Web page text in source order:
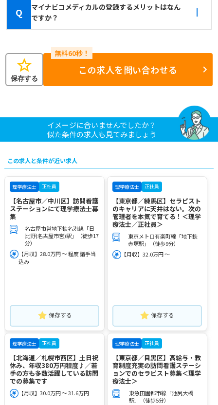
Q
マイナビコメディカルの登録するメリットはなん
ですか？
star
保存する
この求人を問い合わせる
イメージに合いませんでしたか？
似た条件の求人も見てみましょう
この求人と条件が近い求人
理学療法士 正社員
【名古屋市／中川区】訪問看護
ステーションにて理学療法士募
集
名古屋市営地下鉄名港線「日
比野(名古屋市営)駅」（徒歩17
分）
【月収】28.0万円 ～ 程度 諸手当
込み
保存する
理学療法士 正社員
【東京都／練馬区】セラピスト
のキャリアに天井はない。次の
管理者を本気で育てる！＜理学
療法士／正社員＞
東京メトロ有楽町線「地下鉄
赤塚駅」（徒歩9分）
【月収】32.0万円 ～
保存する
理学療法士 正社員
【北海道／札幌市西区】土日祝
休み、年収380万円程度♪／若
手の方も多数活躍している訪問
での募集です
【月収】30.0万円 ～ 31.6万円
理学療法士 正社員
【東京都／目黒区】高給与・教
育制度充実の訪問看護ステーシ
ョンでのセラピスト募集＜理学
療法士＞
東急田園都市線「池尻大橋
駅」（徒歩5分）